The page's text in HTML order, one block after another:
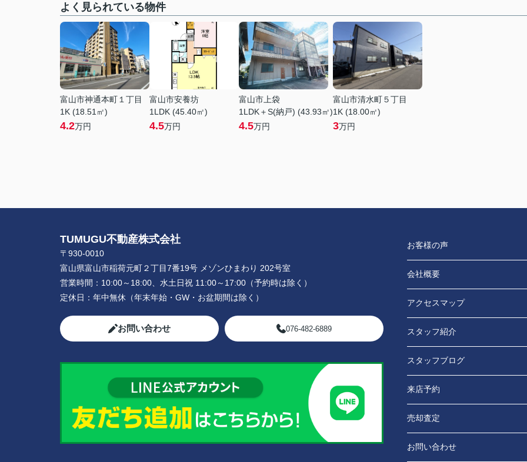
よく見られている物件
富山市神通本町１丁目
1K (18.51㎡)
4.2万円
富山市安養坊
1LDK (45.40㎡)
4.5万円
富山市上袋
1LDK＋S(納戸) (43.93㎡)
4.5万円
富山市清水町５丁目
1K (18.00㎡)
3万円
TUMUGU不動産株式会社
〒930-0010
富山県富山市稲荷元町２丁目7番19号 メゾンひまわり 202号室
営業時間： 10:00～18:00、水土日祝 11:00～17:00（予約時は除く）
定休日： 年中無休（年末年始・GW・お盆期間は除く）
お問い合わせ 076-482-6889
お客様の声
会社概要
アクセスマップ
スタッフ紹介
スタッフブログ
来店予約
売却査定
お問い合わせ